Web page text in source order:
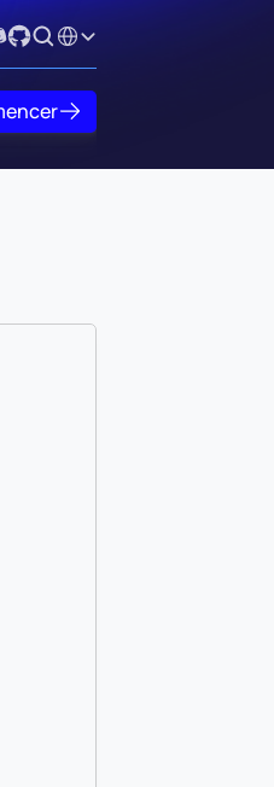
Select Language